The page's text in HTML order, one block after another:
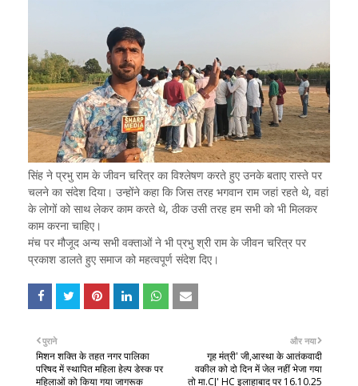
सिंह ने प्रभु राम के जीवन चरित्र का विश्लेषण करते हुए उनके बताए रास्ते पर
चलने का संदेश दिया। उन्होंने कहा कि जिस तरह भगवान राम जहां रहते थे, वहां
के लोगों को साथ लेकर काम करते थे, ठीक उसी तरह हम सभी को भी मिलकर
काम करना चाहिए।
मंच पर मौजूद अन्य सभी वक्ताओं ने भी प्रभु श्री राम के जीवन चरित्र पर
प्रकाश डालते हुए समाज को महत्वपूर्ण संदेश दिए।
और नया
गृह मंत्री' जी,आस्था के आतंकवादी
वकील को दो दिन में जेल नहीं भेजा गया
तो मा.CJ' HC इलाहाबाद पर 16.10.25
पुराने
मिशन शक्ति के तहत नगर पालिका
परिषद में स्थापित महिला हेल्प डेस्क पर
महिलाओं को किया गया जागरूक